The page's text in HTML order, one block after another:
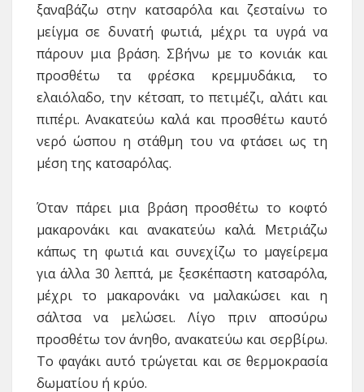
ξαναβάζω στην κατσαρόλα και ζεσταίνω το
μείγμα σε δυνατή φωτιά, μέχρι τα υγρά να
πάρουν μια βράση. Σβήνω με το κονιάκ και
προσθέτω τα φρέσκα κρεμμυδάκια, το
ελαιόλαδο, την κέτσαπ, το πετιμέζι, αλάτι και
πιπέρι. Ανακατεύω καλά και προσθέτω καυτό
νερό ώσπου η στάθμη του να φτάσει ως τη
μέση της κατσαρόλας.
Όταν πάρει μια βράση προσθέτω το κοφτό
μακαρονάκι και ανακατεύω καλά. Μετριάζω
κάπως τη φωτιά και συνεχίζω το μαγείρεμα
για άλλα 30 λεπτά, με ξεσκέπαστη κατσαρόλα,
μέχρι το μακαρονάκι να μαλακώσει και η
σάλτσα να μελώσει. Λίγο πριν αποσύρω
προσθέτω τον άνηθο, ανακατεύω και σερβίρω.
Το φαγάκι αυτό τρώγεται και σε θερμοκρασία
δωματίου ή κρύο.